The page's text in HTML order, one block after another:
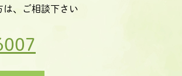
、ご相談下さい